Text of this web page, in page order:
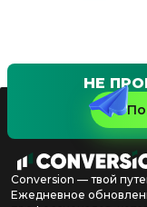
НЕ
Conversion — твой
Ежедневное